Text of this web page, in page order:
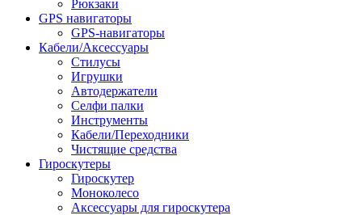
Рюкзаки
GPS навигаторы
GPS-навигаторы
Кабели/Аксессуары
Стилусы
Игрушки
Автодержатели
Селфи палки
Инструменты
Кабели/Переходники
Чистящие средства
Гироскутеры
Гироскутер
Моноколесо
Аксессуары для гироскутера